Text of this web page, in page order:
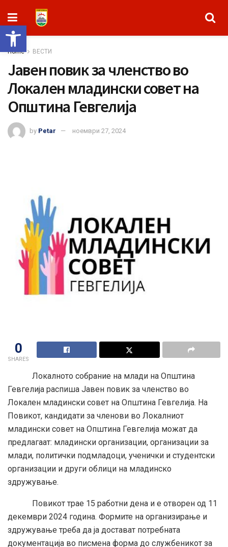
Open toolbar
Home ВЕСТИ
Јавен повик за членство во
Локален младински совет на
Општина Гевгелија
by Petar ноември 27, 2024
0
SHARES
Локалното собрание на млади на Општина
Гевгелија распиша Јавен повик за членство во
Локален младински совет на Општина Гевгелија. На
Повикот, кандидати за членови во Локалниот
младински совет на Општина Гевгелија можат да
предлагаат: младински организации, организации за
млади, политички подмладоци, ученички и студентски
организации и други облици на младинско
здружување.
Повикот трае 15 работни дена и е отворен од 11
декември 2024 година. Формите на организирање и
здружување треба да ја достават потребната
документација во писмена форма до службеникот за